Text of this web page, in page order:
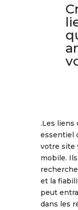
.Les liens
essentiel
votre site
mobile.
et la
peut
dans les